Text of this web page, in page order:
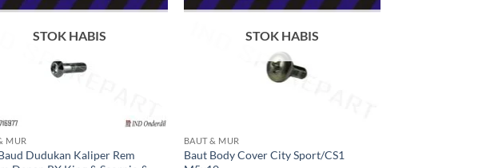
STOK HABIS
MUR
Dudukan Kaliper Rem
STOK HABIS
BAUT & MUR
Baut Body Cover City Sport/CS1